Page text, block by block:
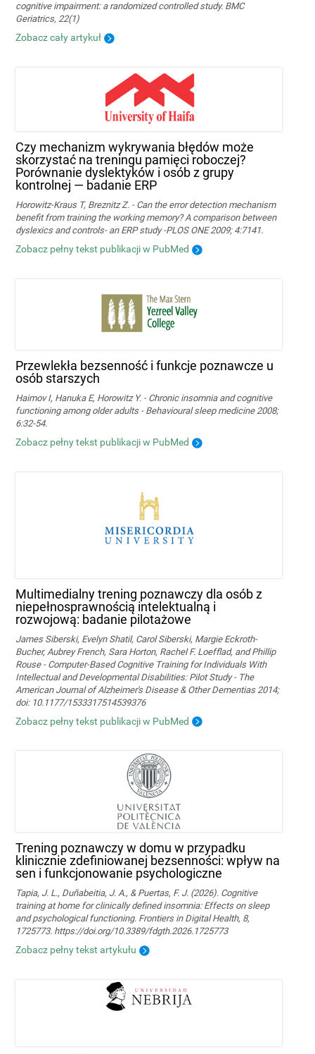
cognitive impairment: a randomized controlled study. BMC
Geriatrics, 22(1)
Zobacz cały artykuł
Czy mechanizm wykrywania błędów może
skorzystać na treningu pamięci roboczej?
Porównanie dyslektyków i osób z grupy
kontrolnej — badanie ERP
Horowitz-Kraus T, Breznitz Z. - Can the error detection mechanism
benefit from training the working memory? A comparison between
dyslexics and controls- an ERP study -PLOS ONE 2009; 4:7141.
Zobacz pełny tekst publikacji w PubMed
Przewlekła bezsenność i funkcje poznawcze u
osób starszych
Haimov I, Hanuka E, Horowitz Y. - Chronic insomnia and cognitive
functioning among older adults - Behavioural sleep medicine 2008;
6:32-54.
Zobacz pełny tekst publikacji w PubMed
Multimedialny trening poznawczy dla osób z
niepełnosprawnością intelektualną i
rozwojową: badanie pilotażowe
James Siberski, Evelyn Shatil, Carol Siberski, Margie Eckroth-
Bucher, Aubrey French, Sara Horton, Rachel F. Loefflad, and Phillip
Rouse - Computer-Based Cognitive Training for Individuals With
Intellectual and Developmental Disabilities: Pilot Study - The
American Journal of Alzheimer's Disease & Other Dementias 2014;
doi: 10.1177/1533317514539376
Zobacz pełny tekst publikacji w PubMed
Trening poznawczy w domu w przypadku
klinicznie zdefiniowanej bezsenności: wpływ na
sen i funkcjonowanie psychologiczne
Tapia, J. L., Duñabeitia, J. A., & Puertas, F. J. (2026). Cognitive
training at home for clinically defined insomnia: Effects on sleep
and psychological functioning. Frontiers in Digital Health, 8,
1725773. https://doi.org/10.3389/fdgth.2026.1725773
Zobacz pełny tekst artykułu